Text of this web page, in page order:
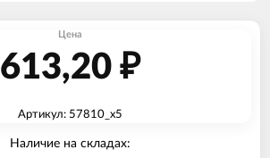
Цена
613,20 ₽
Артикул: 57810_x5
Наличие на складах: